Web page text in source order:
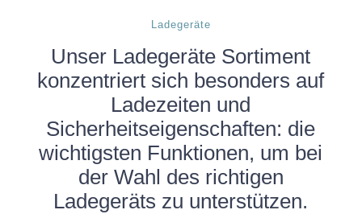
Ladegeräte
Unser Ladegeräte Sortiment
konzentriert sich besonders auf
Ladezeiten und
Sicherheitseigenschaften: die
wichtigsten Funktionen, um bei
der Wahl des richtigen
Ladegeräts zu unterstützen.